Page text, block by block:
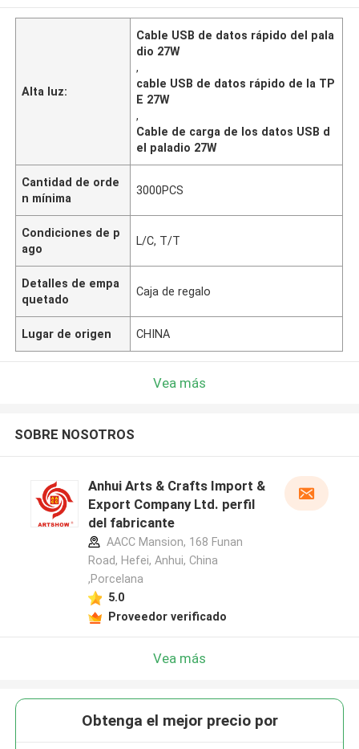
Alta luz:
Cable USB de datos rápido del pala
dio 27W
,
cable USB de datos rápido de la TP
E 27W
,
Cable de carga de los datos USB d
el paladio 27W
Cantidad de orde
n mínima
3000PCS
Condiciones de p
ago
L/C, T/T
Detalles de empa
quetado
Caja de regalo
Lugar de origen CHINA
Vea más
SOBRE NOSOTROS
Anhui Arts & Crafts Import &
Export Company Ltd. perfil
del fabricante
AACC Mansion, 168 Funan
Road, Hefei, Anhui, China
,Porcelana
5.0
Proveedor verificado
Vea más
Obtenga el mejor precio por